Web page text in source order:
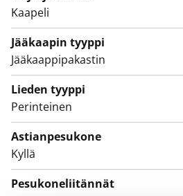
tutustumaan paikan päälle!
Kaapeli
Jääkaapin tyyppi
Jääkaappipakastin
Lieden tyyppi
Perinteinen
Astianpesukone
Kyllä
Pesukoneliitännät